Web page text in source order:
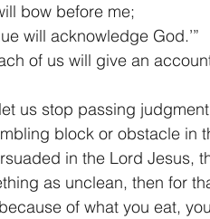
bow before me;
will acknowledge God.’”
of us will give an
us stop passing
block or obstacle in
in the Lord Jesus,
as unclean, then for
of what you eat,